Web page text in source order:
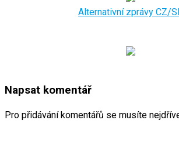
Alternativní zprávy CZ/
Napsat komentář
Pro přidávání komentářů se musíte